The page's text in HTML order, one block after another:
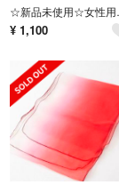
☆新品
¥ 1,100